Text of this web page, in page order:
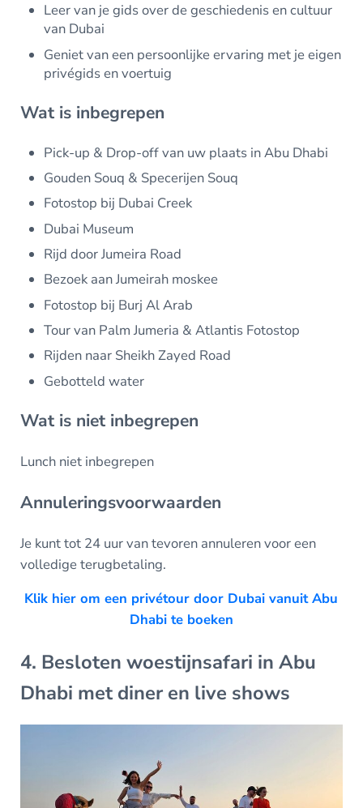
Leer van je gids over de geschiedenis en cultuur
van Dubai
Geniet van een persoonlijke ervaring met je eigen
privégids en voertuig
Wat is inbegrepen
Pick-up & Drop-off van uw plaats in Abu Dhabi
Gouden Souq & Specerijen Souq
Fotostop bij Dubai Creek
Dubai Museum
Rijd door Jumeira Road
Bezoek aan Jumeirah moskee
Fotostop bij Burj Al Arab
Tour van Palm Jumeria & Atlantis Fotostop
Rijden naar Sheikh Zayed Road
Gebotteld water
Wat is niet inbegrepen
Lunch niet inbegrepen
Annuleringsvoorwaarden
Je kunt tot 24 uur van tevoren annuleren voor een
volledige terugbetaling.
Klik hier om een privétour door Dubai vanuit Abu
Dhabi te boeken
4. Besloten woestijnsafari in Abu
Dhabi met diner en live shows